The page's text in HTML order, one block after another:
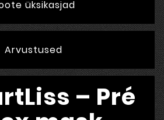
üksikasjad
Arvustused
– Pré